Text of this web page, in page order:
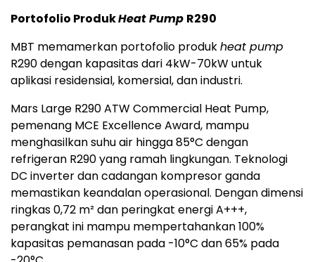
Portofolio ProdukHeat Pump R290
MBT memamerkan portofolio produkheat pump
R290 dengan kapasitas dari 4kW-70kW untuk
aplikasi residensial, komersial, dan industri.
Mars Large R290 ATW Commercial Heat Pump,
pemenang MCE Excellence Award, mampu
menghasilkan suhu air hingga 85°C dengan
refrigeran R290 yang ramah lingkungan. Teknologi
DC inverter dan cadangan kompresor ganda
memastikan keandalan operasional. Dengan dimensi
ringkas 0,72 m² dan peringkat energi A+++,
perangkat ini mampu mempertahankan 100%
kapasitas pemanasan pada -10°C dan 65% pada